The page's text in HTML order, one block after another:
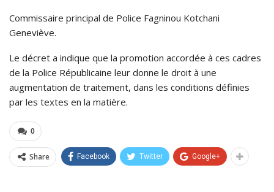
Commissaire principal de Police Fagninou Kotchani
Geneviève.
Le décret a indique que la promotion accordée à ces cadres
de la Police Républicaine leur donne le droit à une
augmentation de traitement, dans les conditions définies
par les textes en la matière.
0
Share Facebook Twitter Google+